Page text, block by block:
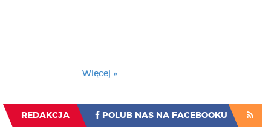
Więcej »
REDAKCJA POLUB NAS NA FACEBOOKU